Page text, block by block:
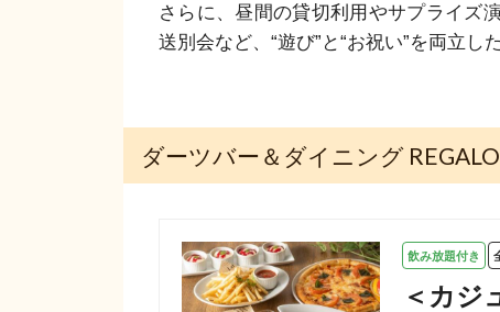
さらに、昼間の貸切利用やサプライズ
送別会など、“遊び”と“お祝い”を両立し
ダーツバー＆ダイニング
飲み放題付き
＜カジ